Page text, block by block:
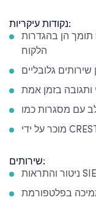
נקודות עיקריות:
תומך הן בהגדרות SIEM בענן והן בהגדרות SIEM באתר
הלקוח
גלובליים
ותגובה בזמן אמת
שירותים: